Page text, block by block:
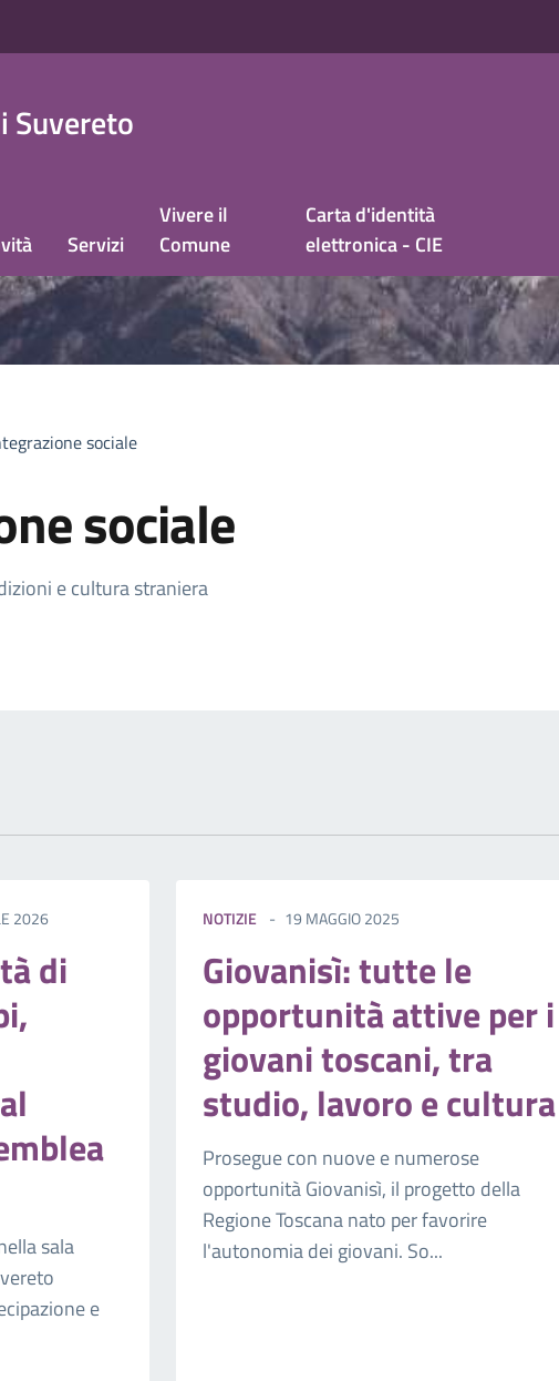
Suvereto
Servizi
Vivere il
Comune
Carta d'identità
elettronica - CIE
sociale
sociale
notizia
e cultura straniera
2026
di
sala
e
NOTIZIE 19 MAGGIO 2025
Giovanisì: tutte le
opportunità attive per i
giovani toscani, tra
studio, lavoro e cultura
Prosegue con nuove e numerose
opportunità Giovanisì, il progetto della
Regione Toscana nato per favorire
l'autonomia dei giovani. So...